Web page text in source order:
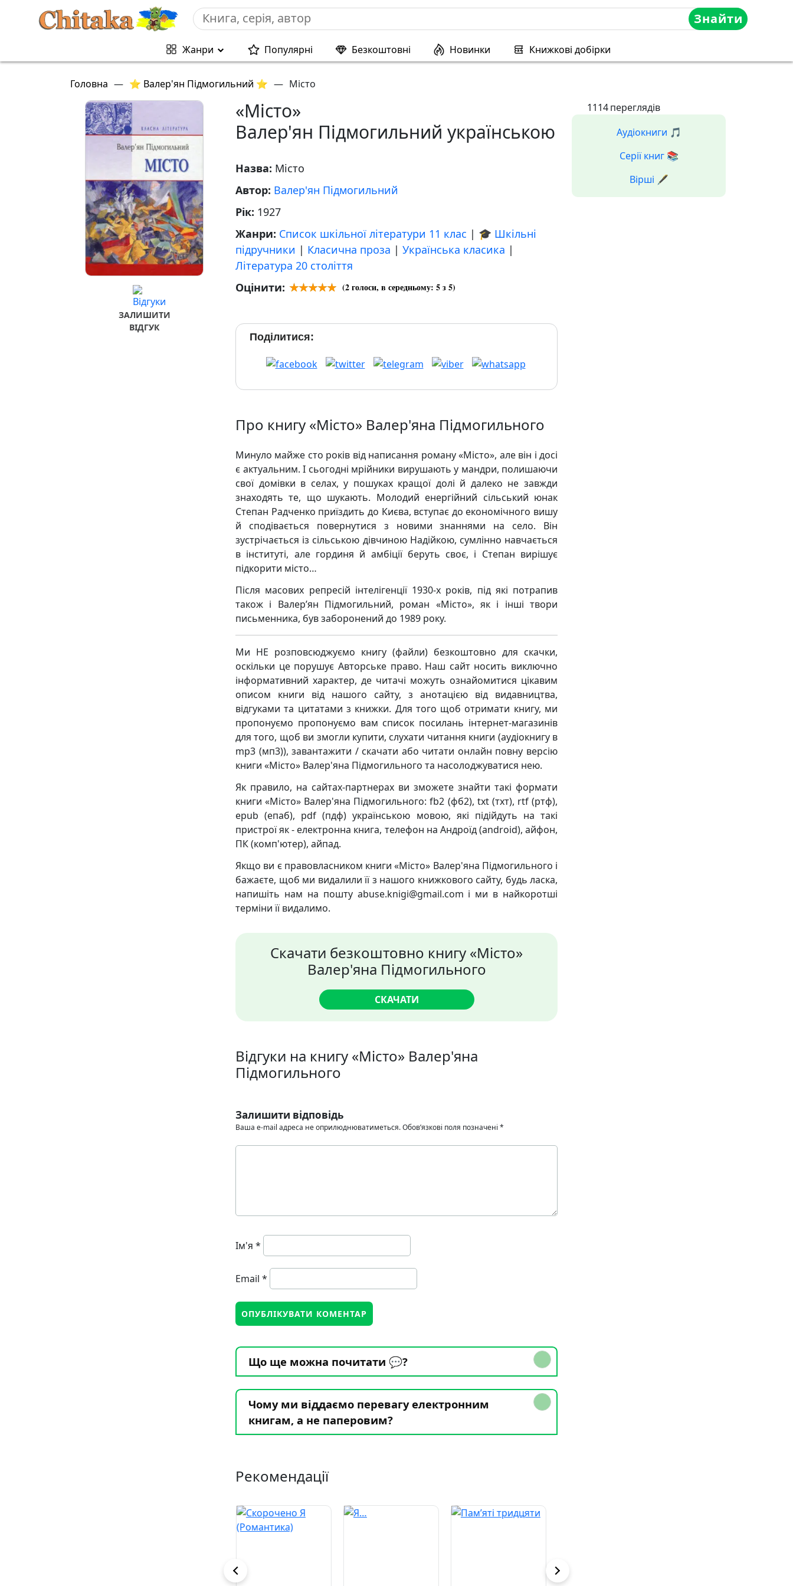
Знайти
Жанри Популярні Безкоштовні Новинки Книжкові добірки
Головна — ⭐ Валер'ян Підмогильний ⭐ — Місто
ЗАЛИШИТИ
ВІДГУК
«Місто»
Валер'ян Підмогильний українською
Назва: Місто
Автор: Валер'ян Підмогильний
Рік: 1927
Жанри: Список шкільної літератури 11 клас | 🎓 Шкільні
підручники | Класична проза | Українська класика |
Література 20 століття
Оцінити:
(2голоси, в середньому: 5з 5)
Поділитися:
Про книгу «Місто» Валер'яна Підмогильного
Минуло майже сто років від написання роману «Місто», але він і досі
є актуальним. І сьогодні мрійники вирушають у мандри, полишаючи
свої домівки в селах, у пошуках кращої долі й далеко не завжди
знаходять те, що шукають. Молодий енергійний сільський юнак
Степан Радченко приїздить до Києва, вступає до економічного вишу
й сподівається повернутися з новими знаннями на село. Він
зустрічається із сільською дівчиною Надійкою, сумлінно навчається
в інституті, але гординя й амбіції беруть своє, і Степан вирішує
підкорити місто…
Після масових репресій інтелігенції 1930-х років, під які потрапив
також і Валер’ян Підмогильний, роман «Місто», як і інші твори
письменника, був заборонений до 1989 року.
Ми НЕ розповсюджуємо книгу (файли) безкоштовно для скачки,
оскільки це порушує Авторське право. Наш сайт носить виключно
інформативний характер, де читачі можуть ознайомитися цікавим
описом книги від нашого сайту, з анотацією від видавництва,
відгуками та цитатами з книжки. Для того щоб отримати книгу, ми
пропонуємо пропонуємо вам список посилань інтернет-магазинів
для того, щоб ви змогли купити, слухати читання книги (аудіокнигу в
mp3 (мп3)), завантажити / скачати або читати онлайн повну версію
книги «Місто» Валер'яна Підмогильного та насолоджуватися нею.
Як правило, на сайтах-партнерах ви зможете знайти такі формати
книги «Місто» Валер'яна Підмогильного: fb2 (фб2), txt (тхт), rtf (ртф),
epub (епаб), pdf (пдф) українською мовою, які підійдуть на такі
пристрої як - електронна книга, телефон на Андроїд (android), айфон,
ПК (комп'ютер), айпад.
Якщо ви є правовласником книги «Місто» Валер'яна Підмогильного і
бажаєте, щоб ми видалили її з нашого книжкового сайту, будь ласка,
напишіть нам на пошту abuse.knigi@gmail.com і ми в найкоротші
терміни її видалимо.
Скачати безкоштовно книгу «Місто»
Валер'яна Підмогильного
СКАЧАТИ
Відгуки на книгу «Місто» Валер'яна
Підмогильного
Залишити відповідь
Ваша e-mail адреса не оприлюднюватиметься.Обов’язкові поля позначені *
Ім'я *
Email *
Що ще можна почитати 💬?
Чому ми віддаємо перевагу електронним
книгам, а не паперовим?
Рекомендації
1114переглядів
Аудіокниги 🎵
Серії книг 📚
Вірші 🖋️